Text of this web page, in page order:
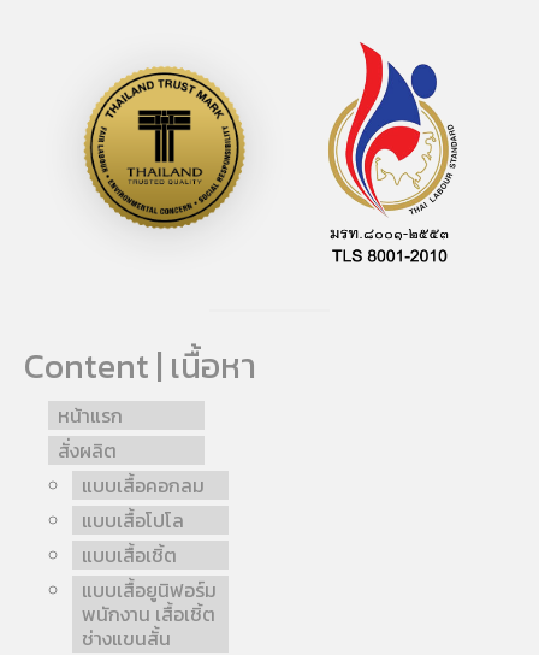
Content | เนื้อหา
หน้าแรก
สั่งผลิต
แบบเสื้อคอกลม
แบบเสื้อโปโล
แบบเสื้อเชิ้ต
แบบเสื้อยูนิฟอร์ม
พนักงาน เสื้อเชิ้ต
ช่างแขนสั้น